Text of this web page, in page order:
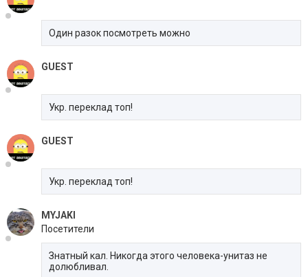
Один разок посмотреть можно
GUEST
Укр. переклад топ!
GUEST
Укр. переклад топ!
MYJAKI
Посетители
Знатный кал. Никогда этого человека-унитаз не
долюбливал.